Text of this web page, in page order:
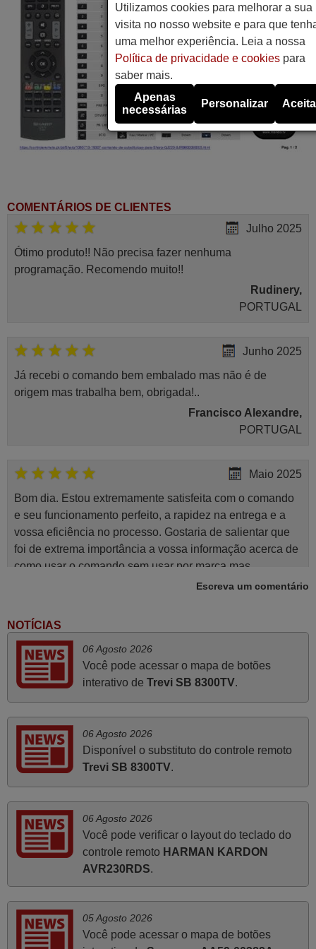
COMENTÁRIOS DE CLIENTES
Julho 2025
Ótimo produto!! Não precisa fazer nenhuma
programação. Recomendo muito!!
Rudinery,
PORTUGAL
Junho 2025
Já recebi o comando bem embalado mas não é de
origem mas trabalha bem, obrigada!..
Francisco Alexandre,
PORTUGAL
Maio 2025
Bom dia. Estou extremamente satisfeita com o comando
e seu funcionamento perfeito, a rapidez na entrega e a
vossa eficiência no processo. Gostaria de salientar que
foi de extrema importância a vossa informação acerca de
como usar o comando sem usar por marca mas
passando pelos códigos. Ninguém em loja nenhuma me
tinham comandos universais mas podiam não funcionar.
Muito obrigada.
PORTUGAL
Abril 2025
O comando veio bem embrulhado e protegido. Fez logo a
emparelhamento com a televisão, sem problemas.
Funciona na perfeição. Recomendo vivamente este
produto e este site.
PORTUGAL
do vosso email supra sobre a minha opinião, quero
deixar aqui o meu testemunho sobre a experiência que
Escreva um comentário
NOTÍCIAS
06 Agosto 2026
Você pode acessar o mapa de botões
interativo de Trevi SB 8300TV.
06 Agosto 2026
Disponível o substituto do controle remoto
Trevi SB 8300TV.
06 Agosto 2026
Você pode verificar o layout do teclado do
controle remoto HARMAN KARDON
AVR230RDS.
05 Agosto 2026
Você pode acessar o mapa de botões
Utilizamos cookies para melhorar a sua
visita no nosso website e para que
uma melhor experiência. Leia a nossa
Política de privacidade e cookiespara
saber mais.
Apenas
necessárias
Personalizar